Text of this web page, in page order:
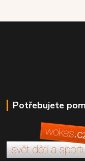
Potřebujete